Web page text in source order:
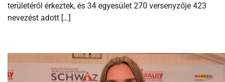
területéről érkeztek, és 34 egyesület 270 versenyzője 423
nevezést adott […]